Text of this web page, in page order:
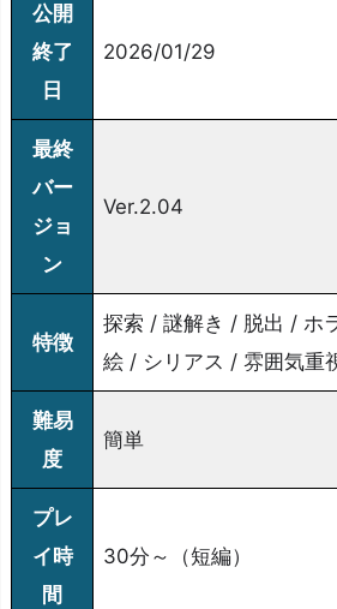
公開
終了
日
2026/01/29
最終
バー
ジョ
ン
Ver.2.04
特徴
探索 / 謎解き / 脱出 / ホ
絵 / シリアス / 雰囲気重
難易
度
簡単
プレ
イ時
間
30分～（短編）